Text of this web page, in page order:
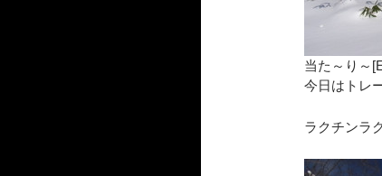
当た～り～
今日はトレ
ラクチンラ